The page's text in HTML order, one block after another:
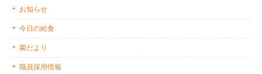
お知らせ
今日の給食
園だより
職員採用情報